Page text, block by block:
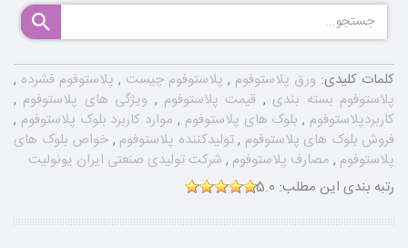
کلمات کلیدی: ورق پلاستوفوم , پلاستوفوم چیست , پلاستوفوم فشرده ,
پلاستوفوم بسته بندی , قیمت پلاستوفوم , ویژگی های پلاستوفوم ,
کاربردپلاستوفوم , بلوک های پلاستوفوم , موارد کاربرد بلوک پلاستوفوم ,
فروش بلوک های پلاستوفوم ,تولیدکننده پلاستوفوم , خواص بلوک های
پلاستوفوم , مصارف پلاستوفوم , شرکت تولیدی صنعتی ایران یونولیت
رتبه بندی این مطلب: 5.0